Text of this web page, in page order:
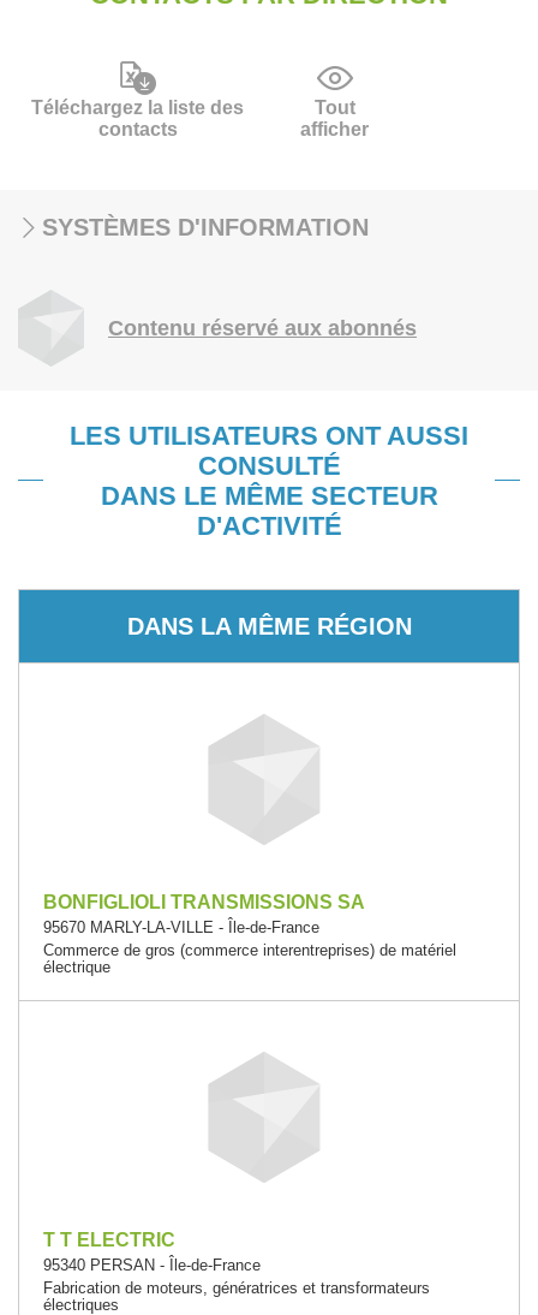
Téléchargez la liste des
contacts
Tout
afficher
SYSTÈMES D'INFORMATION
Contenu réservé aux abonnés
LES UTILISATEURS ONT AUSSI
CONSULTÉ
DANS LE MÊME SECTEUR
D'ACTIVITÉ
DANS LA MÊME RÉGION
BONFIGLIOLI TRANSMISSIONS SA
95670 MARLY-LA-VILLE - Île-de-France
Commerce de gros (commerce interentreprises) de matériel
électrique
T T ELECTRIC
95340 PERSAN - Île-de-France
Fabrication de moteurs, génératrices et transformateurs
électriques